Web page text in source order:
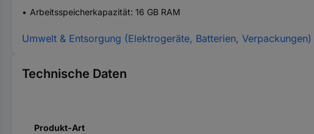
Arbeitsspeicherkapazität: 16 GB RAM
Umwelt & Entsorgung (Elektrogeräte, Batterien, Verpackungen)
Technische Daten
Produkt-Art